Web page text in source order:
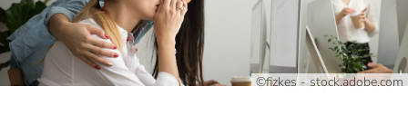
©fizkes - stock.adobe.com